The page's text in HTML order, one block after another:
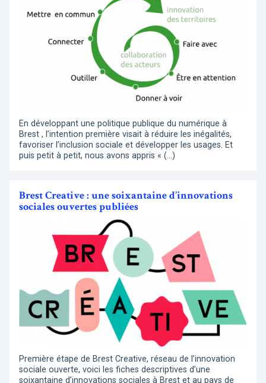
En développant une politique publique du numérique à
Brest , l’intention première visait à réduire les inégalités,
favoriser l’inclusion sociale et développer les usages. Et
puis petit à petit, nous avons appris « (…)
Brest Creative : une soixantaine d’innovations
sociales ouvertes publiées
Première étape de Brest Creative, réseau de l’innovation
sociale ouverte, voici les fiches descriptives d’une
soixantaine d’innovations sociales à Brest et au pays de